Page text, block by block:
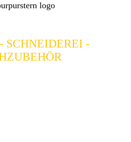
SCHNEIDEREI -